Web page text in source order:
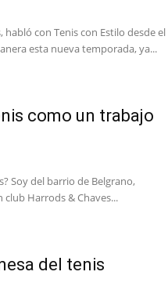
habló con Tenis con Estilo desde el
esta nueva temporada, ya...
como un trabajo
Soy del barrio de Belgrano,
Harrods & Chaves...
del tenis